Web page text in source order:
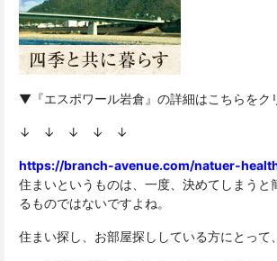
▼『エスポワール岩倉』の詳細はこちらをク
↓ ↓ ↓ ↓ ↓
https://branch-avenue.com/natuer-
住まいというものは、一度、決めてしまうと
るものではないですよね。
住まい探し、お部屋探ししている方にとって、